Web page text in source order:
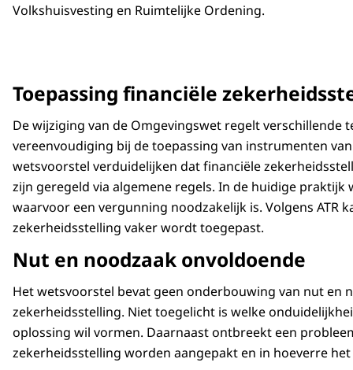
Volkshuisvesting en Ruimtelijke Ordening.
Toepassing financiële
De wijziging van de Omgevingswet regelt verschillende
vereenvoudiging bij de toepassing van instrumenten
wetsvoorstel verduidelijken dat financiële
zijn geregeld via algemene regels. In de huidige
waarvoor een vergunning noodzakelijk is. Volgens ATR
zekerheidsstelling vaker wordt toegepast.
Nut en noodzaak onvoldoende
Het wetsvoorstel bevat geen onderbouwing van nut en
zekerheidsstelling. Niet toegelicht is welke
oplossing wil vormen. Daarnaast ontbreekt een
zekerheidsstelling worden aangepakt en in hoeverre